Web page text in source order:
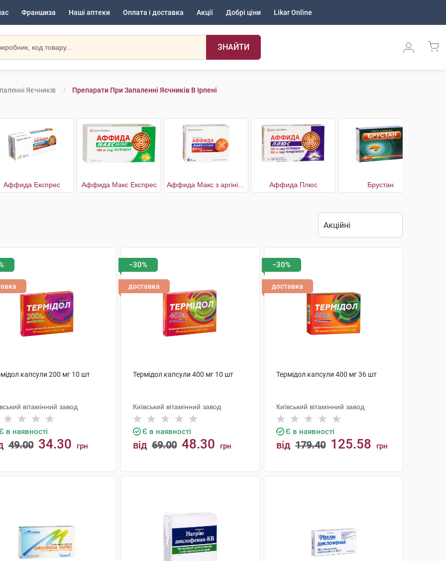
Франшиза Наші аптеки Оплата і доставка Акції Добрі ціни Likar Online
ЗНАЙТИ
Яєчників Препарати При Запаленні Яєчників В Ірпені
Аффида Експрес Аффида Макс Експрес Аффида Плюс Брустан
капсули 200 мг 10 шт
вітамінний завод
в наявності
49.00 34.30 грн
−30%
доставка
Термідол капсули 400 мг 10 шт
Київський вітамінний завод
Є в наявності
від 69.00 48.30 грн
−30%
доставка
Термідол капсули 400 мг 36 шт
Київський вітамінний завод
Є в наявності
від 179.40 125.58 грн